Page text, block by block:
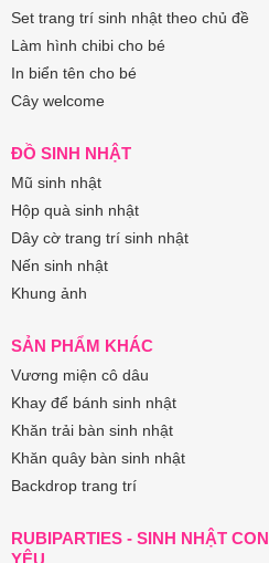
Set trang trí sinh nhật theo chủ đề
Làm hình chibi cho bé
In biển tên cho bé
Cây welcome
ĐỒ SINH NHẬT
Mũ sinh nhật
Hộp quà sinh nhật
Dây cờ trang trí sinh nhật
Nến sinh nhật
Khung ảnh
SẢN PHẨM KHÁC
Vương miện cô dâu
Khay để bánh sinh nhật
Khăn trải bàn sinh nhật
Khăn quây bàn sinh nhật
Backdrop trang trí
RUBIPARTIES - SINH NHẬT CON